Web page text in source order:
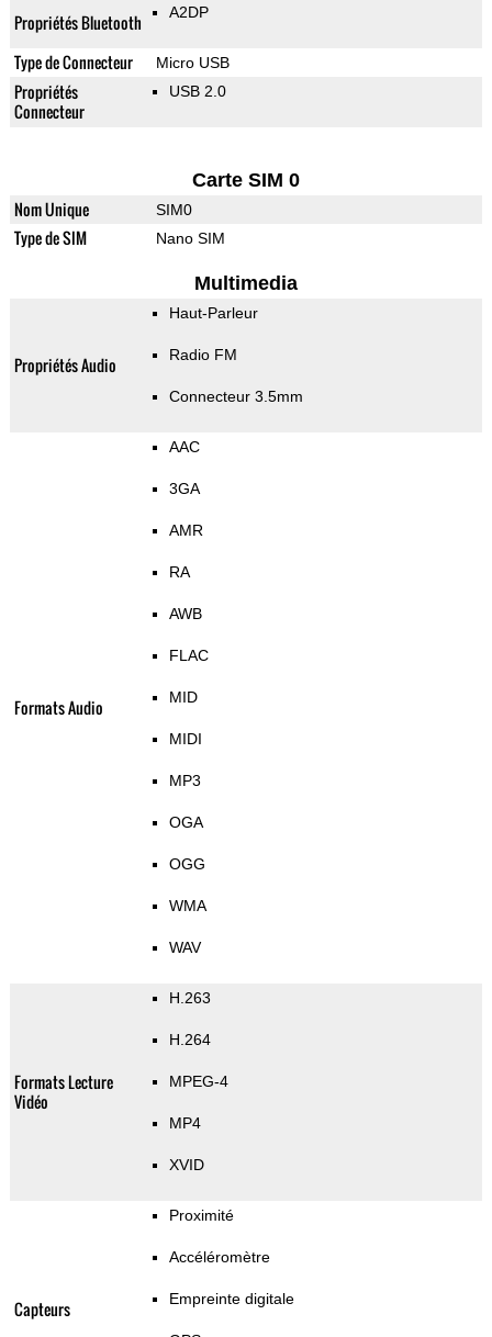
Propriétés Bluetooth A2DP
Type de Connecteur Micro USB
Propriétés
Connecteur
USB 2.0
Carte SIM 0
Nom Unique SIM0
Type de SIM Nano SIM
Multimedia
Propriétés Audio
Haut-Parleur
Radio FM
Connecteur 3.5mm
Formats Audio
AAC
3GA
AMR
RA
AWB
FLAC
MID
MIDI
MP3
OGA
OGG
WMA
WAV
Formats Lecture
Vidéo
H.263
H.264
MPEG-4
MP4
XVID
Capteurs
Proximité
Accéléromètre
Empreinte digitale